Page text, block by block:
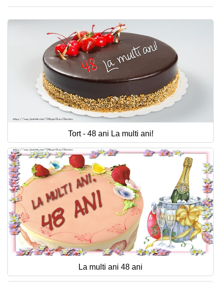
Tort - 48 ani La multi ani!
La multi ani 48 ani